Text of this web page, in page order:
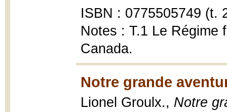
ISBN : 0775505749 (t.
Notes : T.1 Le Régime
Canada.
Notre grande
Lionel Groulx., Notre